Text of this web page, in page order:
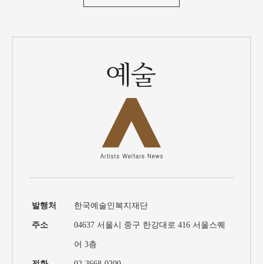
발행처 한국예술인복지재단
주소 04637 서울시 중구 한강대로416 서울스퀘
어 3층